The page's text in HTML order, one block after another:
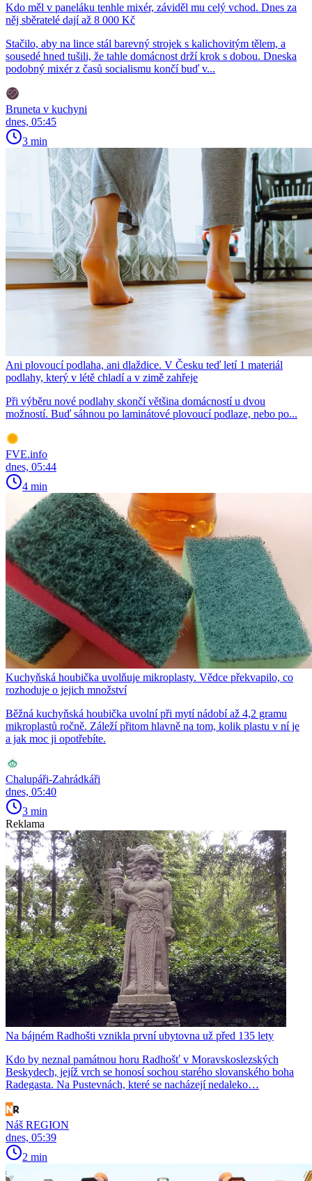
Kdo měl v paneláku tenhle mixér, záviděl mu celý vchod. Dnes za
něj sběratelé dají až 8 000 Kč
Stačilo, aby na lince stál barevný strojek s kalichovitým tělem, a
sousedé hned tušili, že tahle domácnost drží krok s dobou. Dneska
podobný mixér z časů socialismu končí buď v...
Bruneta v kuchyni
dnes, 05:45
3 min
Ani plovoucí podlaha, ani dlaždice. V Česku teď letí 1 materiál
podlahy, který v létě chladí a v zimě zahřeje
Při výběru nové podlahy skončí většina domácností u dvou
možností. Buď sáhnou po laminátové plovoucí podlaze, nebo po...
FVE.info
dnes, 05:44
4 min
Kuchyňská houbička uvolňuje mikroplasty. Vědce překvapilo, co
rozhoduje o jejich množství
Běžná kuchyňská houbička uvolní při mytí nádobí až 4,2 gramu
mikroplastů ročně. Záleží přitom hlavně na tom, kolik plastu v ní je
a jak moc ji opotřebíte.
Chalupáři-Zahrádkáři
dnes, 05:40
3 min
Reklama
Na bájném Radhošti vznikla první ubytovna už před 135 lety
Kdo by neznal památnou horu Radhošť v Moravskoslezských
Beskydech, jejíž vrch se honosí sochou starého slovanského boha
Radegasta. Na Pustevnách, které se nacházejí nedaleko…
Náš REGION
dnes, 05:39
2 min